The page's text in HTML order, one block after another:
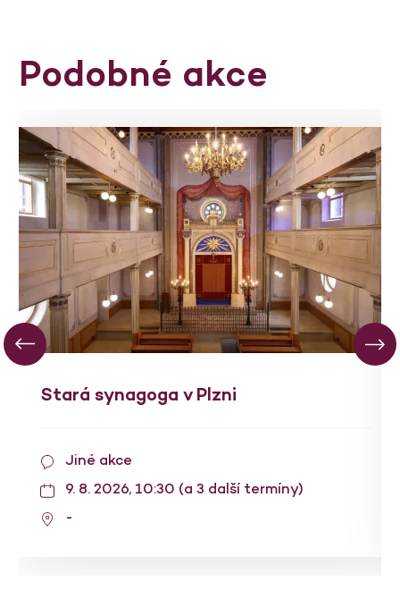
Podobné akce
Stará synagoga v Plzni
Jiné akce
9. 8. 2026, 10:30 (a 3 další termíny)
-